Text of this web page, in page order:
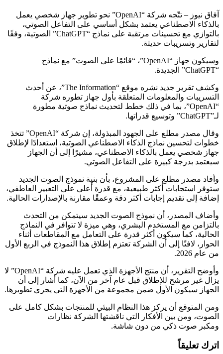
آفاق نيوز – تتّجه شركة “OpenAI” نحو تطوير جهاز شخصي يعمل
بالذكاء الاصطناعي يعتمد بشكل أساسي على التفاعل الصوتي،
بالتوازي مع تحسينات مرتقبة على نماذج “ChatGPT” الصوتية، وفقًا
لتقارير وتسريبات حديثة.
وسيكون جهاز “OpenAI”، “قائمًا على الصوت” مع نماذج
“ChatGPT” الجديدة.
وكشف تقرير جديد نشره موقع “The Information”، عن أحدث
التسريبات والمعلومات المتعلقة بأول جهاز تطوره شركة
“OpenAI”، بما في ذلك خطط لتحديث نماذج صوتية مطورة
لـ”ChatGPT” وتوسيع قدراتها.
وقال مصدر مطلع على الجهود المبذولة، إن شركة “OpenAI” تتخذ
خطوات لتحسين نماذج الذكاء الاصطناعي الصوتية، استعدادًا لإطلاق
جهاز شخصي يعمل بالذكاء الاصطناعي، مشيرًا إلى أن الجهاز
سيعتمد بدرجة كبيرة على التفاعل الصوتي.
وأفاد مصدر مطلع على المشروع، بأن بنية نموذج الصوت الجديد
ستوفر استجابات أكثر طبيعية، مع قدرة أعلى على التعبير العاطفي،
إضافة إلى تقديم إجابات أكثر دقة وعمقًا مقارنة بالإصدارات الحالية.
وأضاف المصدر، أن نموذج الصوت الجديد سيتمكن من التحدث
بالتزامن مع المستخدم البشري، وهي ميزة لا تتوافر في النماذج
الحالية، كما سيكون أكثر قدرة على التعامل مع المقاطعات أثناء
الحوار، لافتًا إلى أن الشركة تعتزم إطلاق هذا النموذج في الربع الأول
من عام 2026.
وأوضح التقرير، أن منتج الأجهزة الذي تعمل عليه شركة “OpenAI” لا
يزال غير مرشح للإطلاق قبل عام آخر من الآن، كما أشار إلى أن
الجهاز سيكون الأول ضمن مجموعة من الأجهزة التي يجري تطويرها.
ومن المتوقع أن يركز هذا النظام البيئي للمنتجات بشكل كامل على
الصوت، ومن بين الأفكار التي ناقشتها الشركة نظارات
ومكبر صوت ذكي من دون شاشة.
اترك تعليقاً